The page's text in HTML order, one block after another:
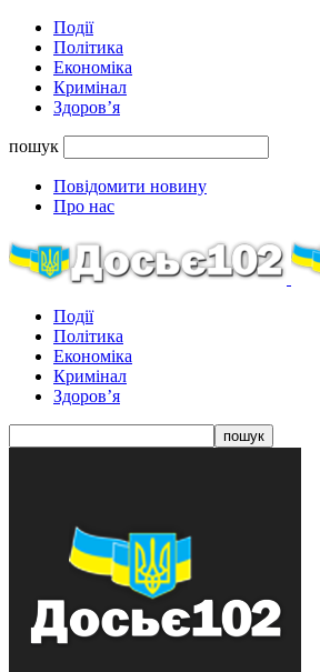
Події
Політика
Економіка
Кримінал
Здоров’я
пошук
Повідомити новину
Про нас
Події
Політика
Економіка
Кримінал
Здоров’я